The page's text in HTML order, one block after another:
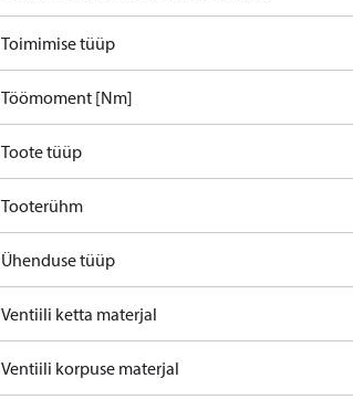
Toimimise tüüp
Töömoment [Nm]
Toote tüüp
Tooterühm
Ühenduse tüüp
Ventiili ketta materjal
Ventiili korpuse materjal